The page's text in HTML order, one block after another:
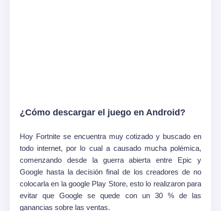
¿Cómo descargar el juego en Android?
Hoy Fortnite se encuentra muy cotizado y buscado en
todo internet, por lo cual a causado mucha polémica,
comenzando desde la guerra abierta entre Epic y
Google hasta la decisión final de los creadores de no
colocarla en la google Play Store, esto lo realizaron para
evitar que Google se quede con un 30 % de las
ganancias sobre las ventas.